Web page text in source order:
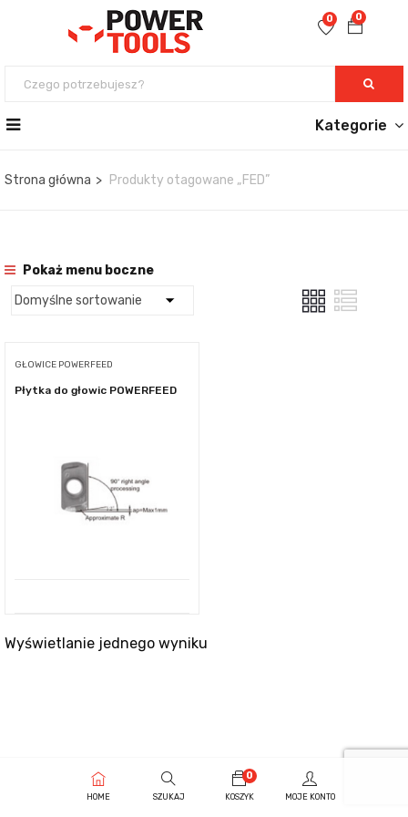
0
0
Kategorie
Strona główna Produkty otagowane „FED”
Pokaż menu boczne
GŁOWICE POWERFEED
Płytka do głowic POWERFEED
Wyświetlanie jednego wyniku
HOME SZUKAJ
0
KOSZYK MOJE KONTO